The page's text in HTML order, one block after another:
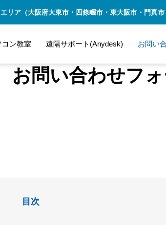
リア（大阪府大東市・四條畷市・東大阪市・門真市
コン教室 遠隔サポート(Anydesk) お問い
お問い合わせフ
目次